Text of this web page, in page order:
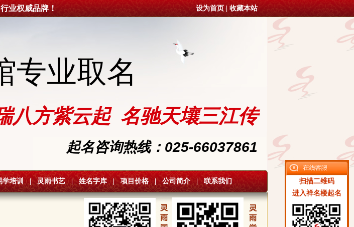
扫描二维码
进入祥名楼起名
业权威品牌！ 设为首页 收藏本站
专业取名
八方紫云起 名驰天壤三江传
起名咨询热线：025-66037861
学培训 | 灵雨书艺 | 姓名字库 | 项目价格 公司简介 联系我们